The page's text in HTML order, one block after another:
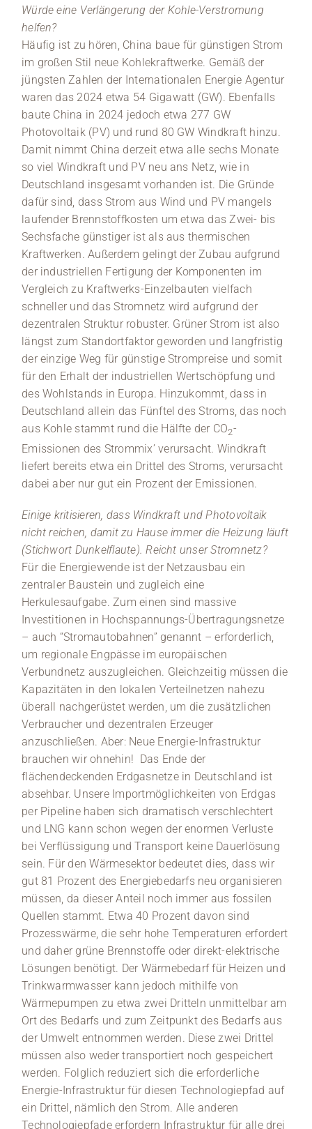
Würde eine Verlängerung der Kohle-Verstromung
helfen?
Häufig ist zu hören, China baue für günstigen Strom
im großen Stil neue Kohlekraftwerke. Gemäß der
jüngsten Zahlen der Internationalen Energie Agentur
waren das 2024 etwa 54 Gigawatt (GW). Ebenfalls
baute China in 2024 jedoch etwa 277 GW
Photovoltaik (PV) und rund 80 GW Windkraft hinzu.
Damit nimmt China derzeit etwa alle sechs Monate
so viel Windkraft und PV neu ans Netz, wie in
Deutschland insgesamt vorhanden ist. Die Gründe
dafür sind, dass Strom aus Wind und PV mangels
laufender Brennstoffkosten um etwa das Zwei- bis
Sechsfache günstiger ist als aus thermischen
Kraftwerken. Außerdem gelingt der Zubau aufgrund
der industriellen Fertigung der Komponenten im
Vergleich zu Kraftwerks-Einzelbauten vielfach
schneller und das Stromnetz wird aufgrund der
dezentralen Struktur robuster. Grüner Strom ist also
längst zum Standortfaktor geworden und langfristig
der einzige Weg für günstige Strompreise und somit
für den Erhalt der industriellen Wertschöpfung und
des Wohlstands in Europa. Hinzukommt, dass in
Deutschland allein das Fünftel des Stroms, das noch
aus Kohle stammt rund die Hälfte der CO2-
Emissionen des Strommix’ verursacht. Windkraft
liefert bereits etwa ein Drittel des Stroms, verursacht
dabei aber nur gut ein Prozent der Emissionen.
Einige kritisieren, dass Windkraft und Photovoltaik
nicht reichen, damit zu Hause immer die Heizung läuft
(Stichwort Dunkelflaute). Reicht unser Stromnetz?
Für die Energiewende ist der Netzausbau ein
zentraler Baustein und zugleich eine
Herkulesaufgabe. Zum einen sind massive
Investitionen in Hochspannungs-Übertragungsnetze
– auch “Stromautobahnen” genannt – erforderlich,
um regionale Engpässe im europäischen
Verbundnetz auszugleichen. Gleichzeitig müssen die
Kapazitäten in den lokalen Verteilnetzen nahezu
überall nachgerüstet werden, um die zusätzlichen
Verbraucher und dezentralen Erzeuger
anzuschließen. Aber: Neue Energie-Infrastruktur
brauchen wir ohnehin! Das Ende der
flächendeckenden Erdgasnetze in Deutschland ist
absehbar. Unsere Importmöglichkeiten von Erdgas
per Pipeline haben sich dramatisch verschlechtert
und LNG kann schon wegen der enormen Verluste
bei Verflüssigung und Transport keine Dauerlösung
sein. Für den Wärmesektor bedeutet dies, dass wir
gut 81 Prozent des Energiebedarfs neu organisieren
müssen, da dieser Anteil noch immer aus fossilen
Quellen stammt. Etwa 40 Prozent davon sind
Prozesswärme, die sehr hohe Temperaturen erfordert
und daher grüne Brennstoffe oder direkt-elektrische
Lösungen benötigt. Der Wärmebedarf für Heizen und
Trinkwarmwasser kann jedoch mithilfe von
Wärmepumpen zu etwa zwei Dritteln unmittelbar am
Ort des Bedarfs und zum Zeitpunkt des Bedarfs aus
der Umwelt entnommen werden. Diese zwei Drittel
müssen also weder transportiert noch gespeichert
werden. Folglich reduziert sich die erforderliche
Energie-Infrastruktur für diesen Technologiepfad auf
ein Drittel, nämlich den Strom. Alle anderen
Technologiepfade erfordern Infrastruktur für alle drei